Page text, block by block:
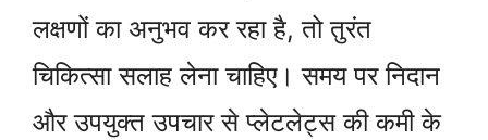
लक्षणों का अनुभव कर रहा है, तो तुरंत
चिकित्सा सलाह लेना चाहिए। समय पर निदान
और उपयुक्त उपचार से प्लेटलेट्स की कमी के